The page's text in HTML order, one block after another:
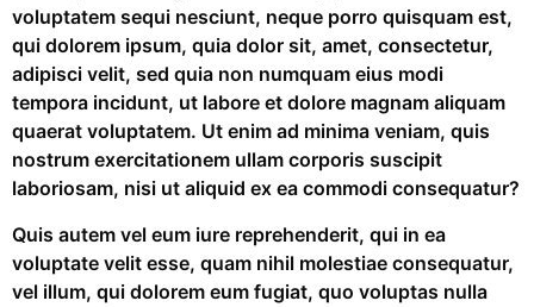
voluptatem sequi nesciunt, neque porro quisquam est,
qui dolorem ipsum, quia dolor sit, amet, consectetur,
adipisci velit, sed quia non numquam eius modi
tempora incidunt, ut labore et dolore magnam aliquam
quaerat voluptatem. Ut enim ad minima veniam, quis
nostrum exercitationem ullam corporis suscipit
laboriosam, nisi ut aliquid ex ea commodi consequatur?
Quis autem vel eum iure reprehenderit, qui in ea
voluptate velit esse, quam nihil molestiae consequatur,
vel illum, qui dolorem eum fugiat, quo voluptas nulla